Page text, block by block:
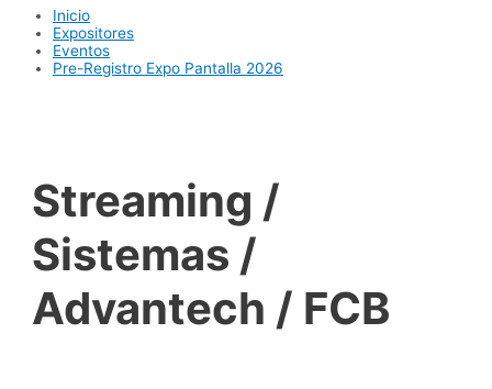
Inicio
Expositores
Eventos
Pre-Registro Expo Pantalla 2026
Streaming /
Sistemas /
Advantech / FCB